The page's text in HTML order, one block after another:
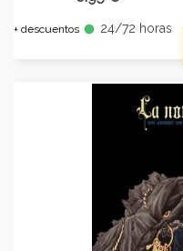
+ descuentos fiber_manual_record 24/72 horas